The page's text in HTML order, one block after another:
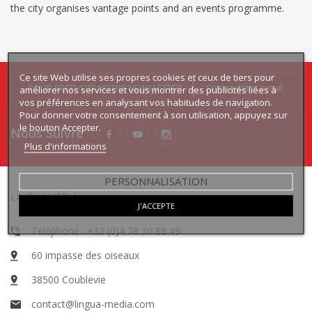
the city organises vantage points and an events programme.
Ce site Web utilise ses propres cookies et ceux de tiers pour
améliorer nos services et vous montrer des publicités liées à
vos préférences en analysant vos habitudes de navigation.
Pour donner votre consentement à son utilisation, appuyez sur
le bouton Accepter.
Plus d'informations
PERSONNALISATION
J'ACCEPTE
POUR RECEVOIR NOTRE NEWSLETTER
Nous Suivre
LINGUAMEDIA
Téléphone : +33 (0)4 78 30 88 49
60 impasse des oiseaux
38500 Coublevie
contact@lingua-media.com